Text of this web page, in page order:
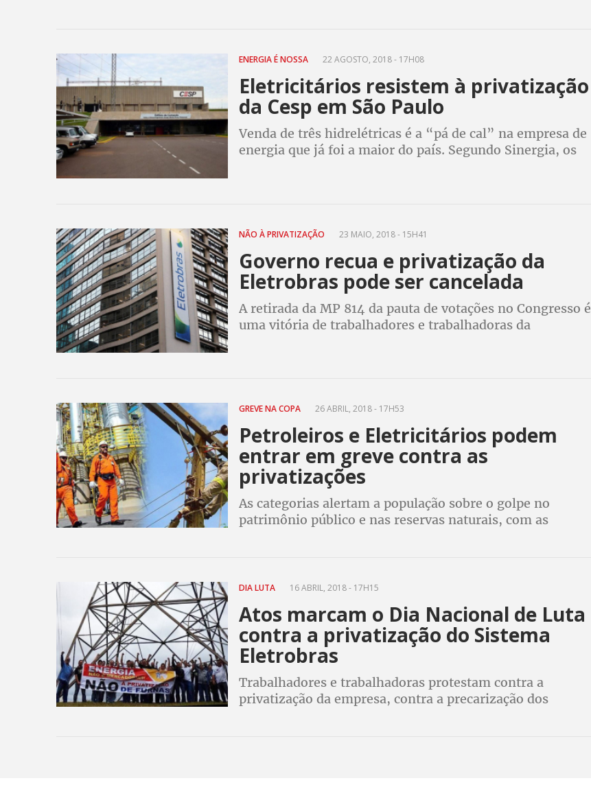
ENERGIA É NOSSA 22 AGOSTO, 2018 - 17H08
Eletricitários resistem à privatização
da Cesp em São Paulo
Venda de três hidrelétricas é a “pá de cal” na empresa de
energia que já foi a maior do país. Segundo Sinergia, os
NÃO À PRIVATIZAÇÃO 23 MAIO, 2018 - 15H41
Governo recua e privatização da
Eletrobras pode ser cancelada
A retirada da MP 814 da pauta de votações no Congresso é
uma vitória de trabalhadores e trabalhadoras da
GREVE NA COPA 26 ABRIL, 2018 - 17H53
Petroleiros e Eletricitários podem
entrar em greve contra as
privatizações
As categorias alertam a população sobre o golpe no
patrimônio público e nas reservas naturais, com as
DIA LUTA 16 ABRIL, 2018 - 17H15
Atos marcam o Dia Nacional de Luta
contra a privatização do Sistema
Eletrobras
Trabalhadores e trabalhadoras protestam contra a
privatização da empresa, contra a precarização dos